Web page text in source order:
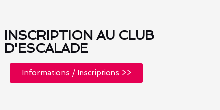
INSCRIPTION AU CLUB
D'ESCALADE
Informations / Inscriptions >>